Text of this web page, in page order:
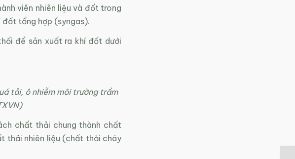
viên nhiên liệu và đốt trong
đốt tổng hợp (syngas).
để sản xuất ra khí đốt dưới
tải, ô nhiễm môi trường trầm
chất thải chung thành chất
thải nhiên liệu (chất thải cháy